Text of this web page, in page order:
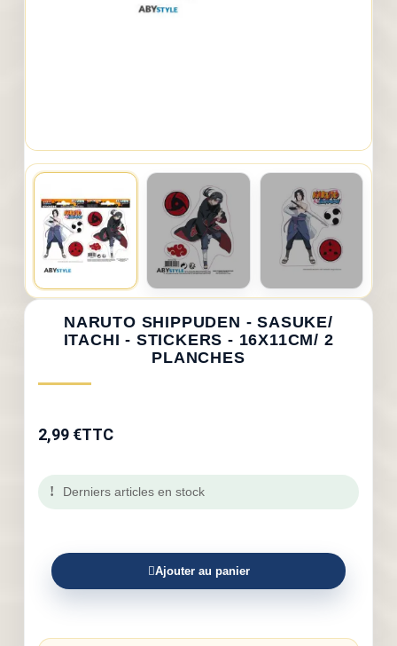
NARUTO SHIPPUDEN - SASUKE/
ITACHI - STICKERS - 16X11CM/ 2
PLANCHES
2,99 €TTC
Derniers articles en stock
Ajouter au panier